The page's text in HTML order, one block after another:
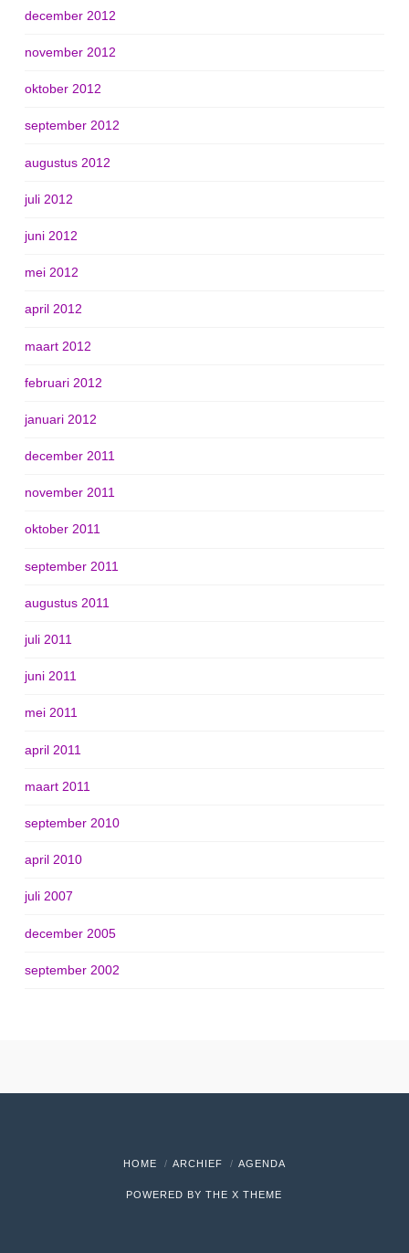
december 2012
november 2012
oktober 2012
september 2012
augustus 2012
juli 2012
juni 2012
mei 2012
april 2012
maart 2012
februari 2012
januari 2012
december 2011
november 2011
oktober 2011
september 2011
augustus 2011
juli 2011
juni 2011
mei 2011
april 2011
maart 2011
september 2010
april 2010
juli 2007
december 2005
september 2002
HOME ARCHIEF AGENDA
POWERED BY THEX THEME